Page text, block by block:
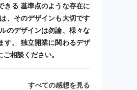
きる 基準点のような存在に
、そのデザインも大切です
のデザインは勿論、様々な
す。 独立開業に関わるデザ
相談ください。
すべての感想を見る